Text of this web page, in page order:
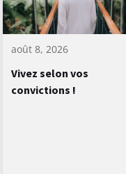
août 8, 2026
Vivez selon vos
convictions !